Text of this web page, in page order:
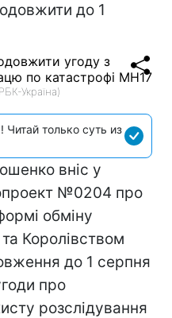
до 1
Україна)
только суть из
вніс у
№0204 про
обміну
Королівством
до 1 серпня
про
розслідування